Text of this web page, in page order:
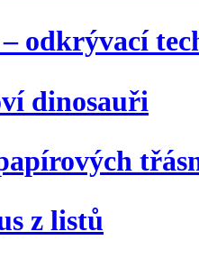
odkrývací
dinosauři
z listů